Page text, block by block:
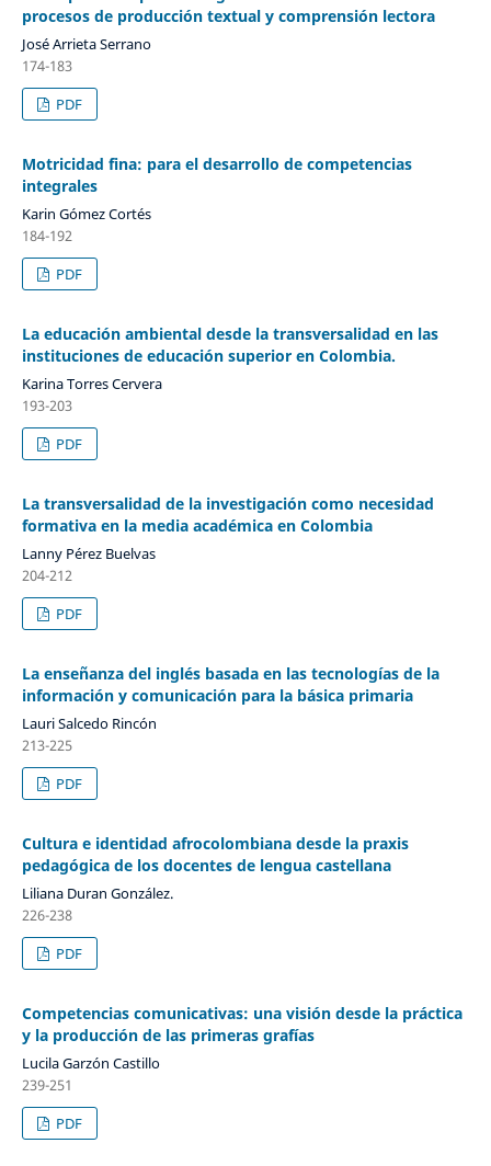
procesos de producción textual y comprensión lectora
José Arrieta Serrano
174-183
PDF
Motricidad fina: para el desarrollo de competencias
integrales
Karin Gómez Cortés
184-192
PDF
La educación ambiental desde la transversalidad en las
instituciones de educación superior en Colombia.
Karina Torres Cervera
193-203
PDF
La transversalidad de la investigación como necesidad
formativa en la media académica en Colombia
Lanny Pérez Buelvas
204-212
PDF
La enseñanza del inglés basada en las tecnologías de la
información y comunicación para la básica primaria
Lauri Salcedo Rincón
213-225
PDF
Cultura e identidad afrocolombiana desde la praxis
pedagógica de los docentes de lengua castellana
Liliana Duran González.
226-238
PDF
Competencias comunicativas: una visión desde la práctica
y la producción de las primeras grafías
Lucila Garzón Castillo
239-251
PDF